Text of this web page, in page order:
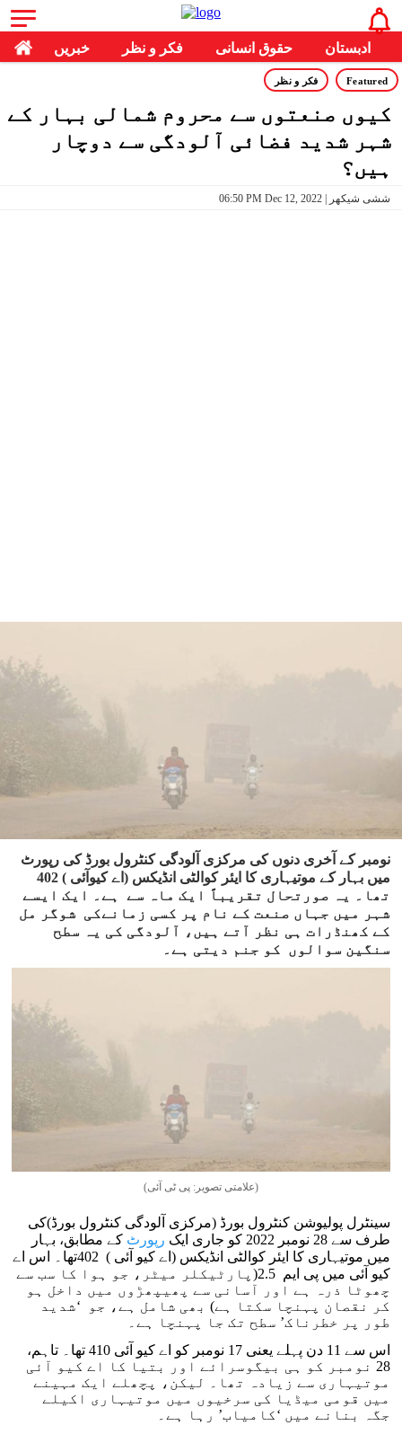
خبریں فکر و نظر حقوق انسانی ادبستان
Featured فکر و نظر
کیوں صنعتوں سے محروم شمالی بہار کے
شہر شدید فضائی آلودگی سے دوچار
ہیں؟
06:50 PM Dec 12, 2022 | ششی شیکھر
نومبر کے آخری دنوں کی مرکزی آلودگی کنٹرول بورڈ کی رپورٹ
میں بہار کے موتیہاری کا ایئر کوالٹی انڈیکس (اے کیوآئی ) 402
تھا۔ یہ صورتحال تقریباً ایک ماہ سے ہے۔ ایک ایسے
شہر میں جہاں صنعت کے نام پر کسی زمانےکی شوگر مل
کے کھنڈرات ہی نظر آتے ہیں، آلودگی کی یہ سطح
سنگین سوالوں کو جنم دیتی ہے۔
(علامتی تصویر: پی ٹی آئی)
سینٹرل پولیوشن کنٹرول بورڈ (مرکزی آلودگی کنٹرول بورڈ)کی
طرف سے 28 نومبر 2022 کو جاری ایک
رپورٹ کے مطابق، بہار
میں موتیہاری کا ایئر کوالٹی انڈیکس (اے کیو آئی ) 402تھا۔ اس اے
کیو آئی میں پی ایم 2.5(پارٹیکلر میٹر، جو ہوا کا سب سے
چھوٹا ذرہ ہے اور آسانی سے پھیپھڑوں میں داخل ہو
کر نقصان پہنچا سکتا ہے) بھی شامل ہے، جو ‘شدید
طور پر خطرناک’ سطح تک جا پہنچا ہے۔
اس سے 11 دن پہلے یعنی 17 نومبر کو اے کیو آئی 410 تھا۔ تاہم،
28 نومبر کو ہی بیگوسرائے اور بتیا کا اے کیو آئی
موتیہاری سے زیادہ تھا۔ لیکن، پچھلے ایک مہینے
میں قومی میڈیا کی سرخیوں میں موتیہاری اکیلے
جگہ بنانے میں ‘کامیاب’ رہا ہے۔